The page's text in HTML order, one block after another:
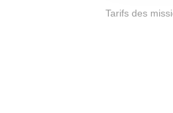
Tarifs des